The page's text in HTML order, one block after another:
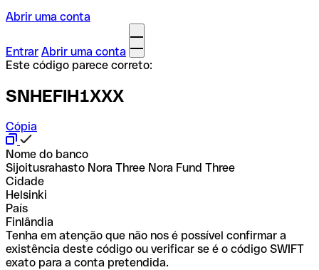
Abrir uma conta
Entrar Abrir uma conta
Este código parece correto:
SNHEFIH1XXX
Cópia
Nome do banco
Sijoitusrahasto Nora Three Nora Fund Three
Cidade
Helsinki
País
Finlândia
Tenha em atenção que não nos é possível confirmar a
existência deste código ou verificar se é o código SWIFT
exato para a conta pretendida.